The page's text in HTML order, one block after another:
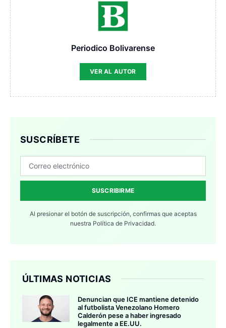
Periodico Bolivarense
VER AL AUTOR
SUSCRÍBETE
SUSCRIBIRME
Al presionar el botón de suscripción, confirmas que aceptas
nuestra Política de Privacidad.
ÚLTIMAS NOTICIAS
Denuncian que ICE mantiene detenido
al futbolista Venezolano Homero
Calderón pese a haber ingresado
legalmente a EE.UU.